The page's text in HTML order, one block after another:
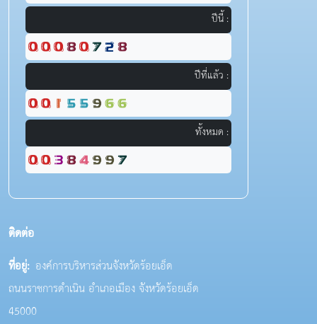
ปีนี้ :
ปีที่แล้ว :
ทั้งหมด :
ติดต่อ
ที่อยู่: องค์การบริหารส่วนจังหวัดร้อยเอ็ด
ถนนราชการดำเนิน อำเภอเมือง จังหวัดร้อยเอ็ด
45000